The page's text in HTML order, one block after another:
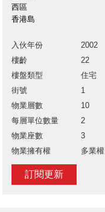
西區
香港島
入伙年份
2002
樓齡
22
樓盤類型
住宅
街號
1
物業層數
10
每層單位數量
2
物業座數
3
物業擁有權
多業權
訂閱更新